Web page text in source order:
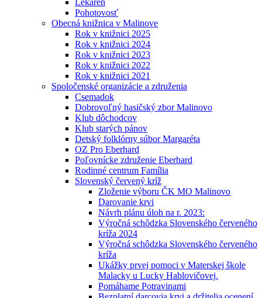
Lekáreň
Pohotovosť
Obecná knižnica v Malinove
Rok v knižnici 2025
Rok v knižnici 2024
Rok v knižnici 2023
Rok v knižnici 2022
Rok v knižnici 2021
Spoločenské organizácie a združenia
Csemadok
Dobrovoľný hasičský zbor Malinovo
Klub dôchodcov
Klub starých pánov
Detský folklórny súbor Margaréta
OZ Pro Eberhard
Poľovnícke združenie Eberhard
Rodinné centrum Família
Slovenský červený kríž
Zloženie výboru ČK MO Malinovo
Darovanie krvi
Návrh plánu úloh na r. 2023:
Výročná schôdzka Slovenského červeného
kríža 2024
Výročná schôdzka Slovenského červeného
kríža
Ukážky prvej pomoci v Materskej škole
Malacky u Lucky Hablovičovej.
Pomáhame Potravinami